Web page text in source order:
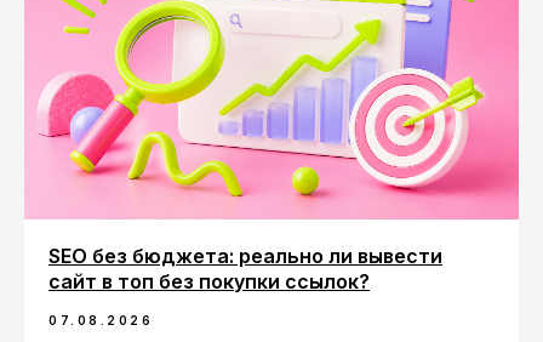
SEO без бюджета: реально ли вывести
сайт в топ без покупки ссылок?
07.08.2026